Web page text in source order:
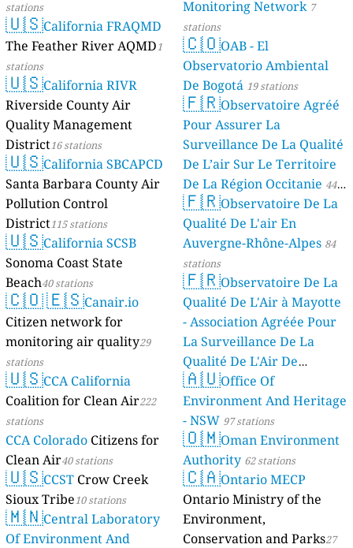
stations
🇺🇸California FRAQMD
The Feather River AQMD1
stations
🇺🇸California RIVR
Riverside County Air
Quality Management
District16 stations
🇺🇸California SBCAPCD
Santa Barbara County Air
Pollution Control
District115 stations
🇺🇸California SCSB
Sonoma Coast State
Beach40 stations
🇨🇴🇪🇸Canair.io
Citizen network for
monitoring air quality29
stations
🇺🇸CCA California
Coalition for Clean Air222
stations
CCA Colorado Citizens for
Clean Air40 stations
🇺🇸CCST Crow Creek
Sioux Tribe10 stations
🇲🇳Central Laboratory
Of Environment And
Monitoring Network 7
stations
🇨🇴OAB - El
Observatorio Ambiental
De Bogotá 19 stations
🇫🇷Observatoire Agréé
Pour Assurer La
Surveillance De La Qualité
De L’air Sur Le Territoire
De La Région Occitanie 44
stations
🇫🇷Observatoire De La
Qualité De L'air En
Auvergne-Rhône-Alpes 84
stations
🇫🇷Observatoire De La
Qualité De L'Air à Mayotte
- Association Agréée Pour
La Surveillance De La
Qualité De L'Air De
Mayotte 4 stations
🇦🇺Office Of
Environment And Heritage
- NSW 97 stations
🇴🇲Oman Environment
Authority 62 stations
🇨🇦Ontario MECP
Ontario Ministry of the
Environment,
Conservation and Parks27